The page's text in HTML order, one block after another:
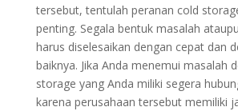
tersebut, tentulah peranan cold
penting. Segala bentuk masalah
harus diselesaikan dengan cepat dan
baiknya. Jika Anda menemui masalah
storage yang Anda miliki segera
karena perusahaan tersebut memiliki